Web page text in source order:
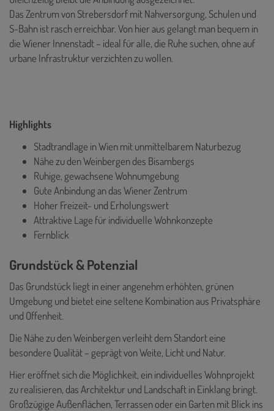
Das Zentrum von Strebersdorf mit Nahversorgung, Schulen und
S-Bahn ist rasch erreichbar. Von hier aus gelangt man bequem in
die Wiener Innenstadt – ideal für alle, die Ruhe suchen, ohne auf
urbane Infrastruktur verzichten zu wollen.
Highlights
Stadtrandlage in Wien mit unmittelbarem Naturbezug
Nähe zu den Weinbergen des Bisambergs
Ruhige, gewachsene Wohnumgebung
Gute Anbindung an das Wiener Zentrum
Hoher Freizeit- und Erholungswert
Attraktive Lage für individuelle Wohnkonzepte
Fernblick
Grundstück & Potenzial
Das Grundstück liegt in einer angenehm erhöhten, grünen
Umgebung und bietet eine seltene Kombination aus Privatsphäre
und Offenheit.
Die Nähe zu den Weinbergen verleiht dem Standort eine
besondere Qualität – geprägt von Weite, Licht und Natur.
Hier eröffnet sich die Möglichkeit, ein individuelles Wohnprojekt
zu realisieren, das Architektur und Landschaft in Einklang bringt.
Großzügige Außenflächen, Terrassen oder ein Garten mit Blick ins